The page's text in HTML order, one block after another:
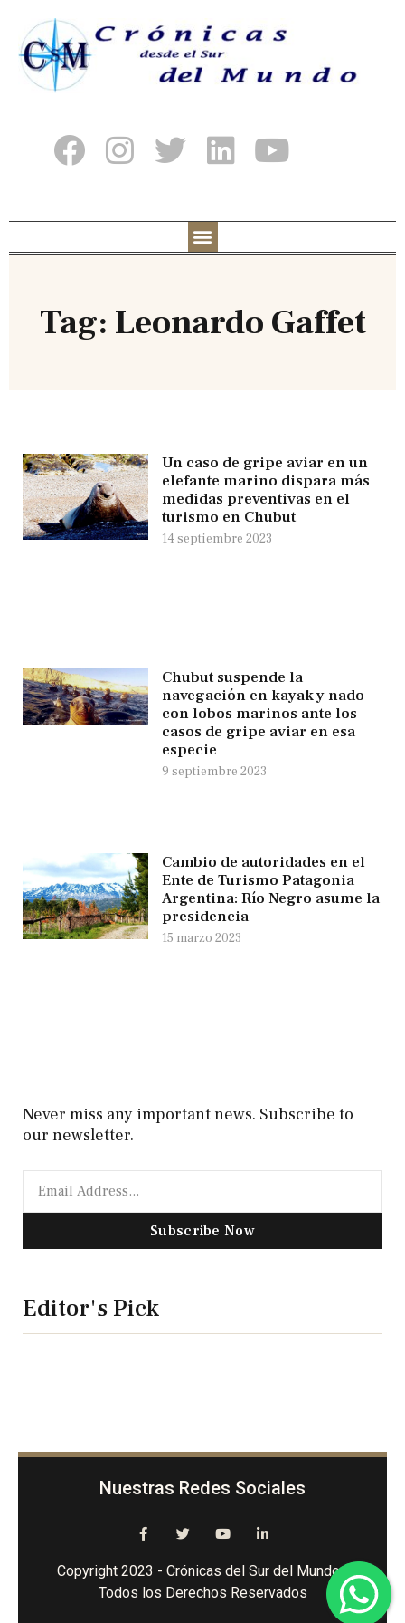
Tag: Leonardo Gaffet
Un caso de gripe aviar en un
elefante marino dispara más
medidas preventivas en el
turismo en Chubut
14 septiembre 2023
Chubut suspende la
navegación en kayak y nado
con lobos marinos ante los
casos de gripe aviar en esa
especie
9 septiembre 2023
Cambio de autoridades en el
Ente de Turismo Patagonia
Argentina: Río Negro asume la
presidencia
15 marzo 2023
Never miss any important news. Subscribe to
our newsletter.
Subscribe Now
Editor's Pick
Nuestras Redes Sociales
Copyright 2023 - Crónicas del Sur del Mundo -
Todos los Derechos Reservados